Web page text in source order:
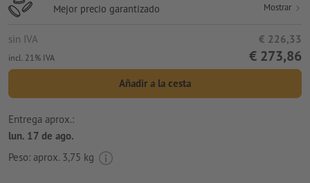
Mejor precio garantizado Mostrar
sin IVA € 226,33
incl. 21% IVA € 273,86
Añadir a la cesta
Entrega aprox.:
lun. 17 de ago.
Peso: aprox. 3,75 kg